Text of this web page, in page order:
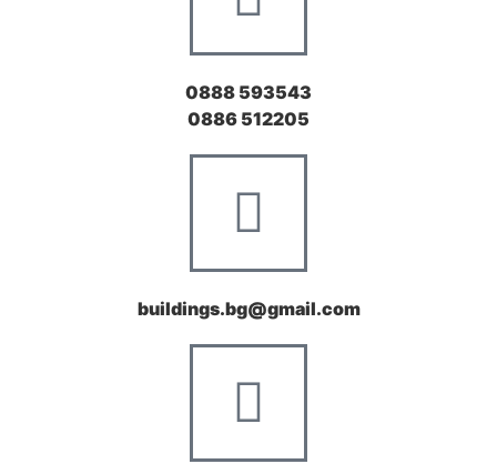
0888 593543
0886 512205
buildings.bg@gmail.com